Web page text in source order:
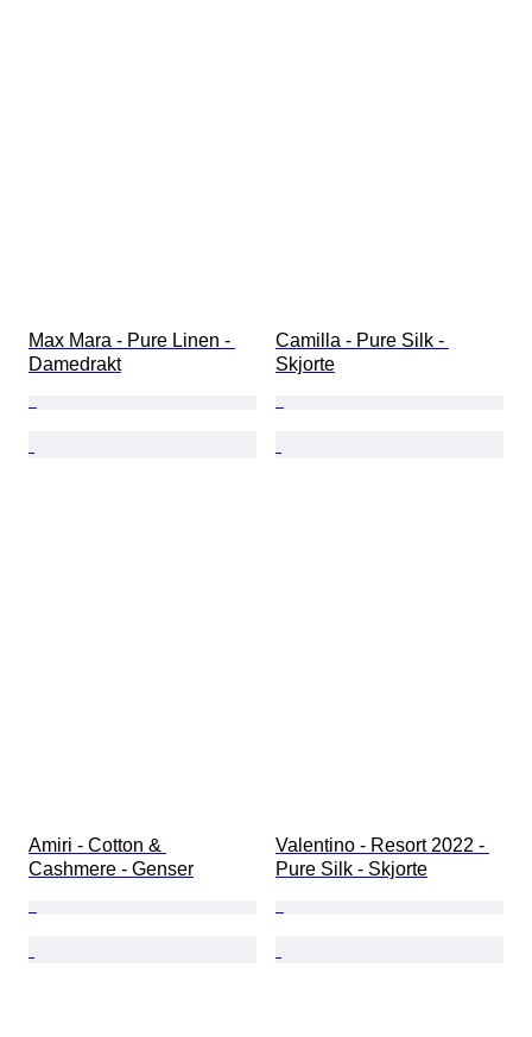
Max Mara - Pure Linen -
Damedrakt
Camilla - Pure Silk -
Skjorte
Amiri - Cotton &
Cashmere - Genser
Valentino - Resort 2022 -
Pure Silk - Skjorte